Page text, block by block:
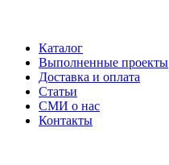
Каталог
Выполненные проекты
Доставка и оплата
Статьи
СМИ о нас
Контакты